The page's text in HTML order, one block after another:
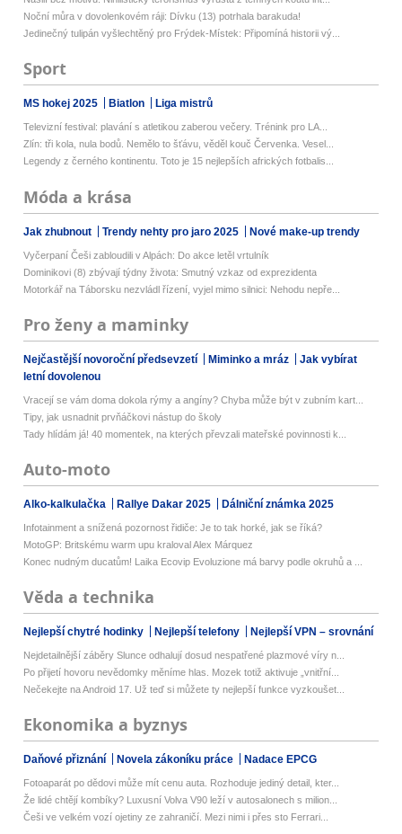
Noční můra v dovolenkovém ráji: Dívku (13) potrhala barakuda!
Jedinečný tulipán vyšlechtěný pro Frýdek-Místek: Připomíná historii vý...
Sport
MS hokej 2025 Biatlon Liga mistrů
Televizní festival: plavání s atletikou zaberou večery. Trénink pro LA...
Zlín: tři kola, nula bodů. Nemělo to šťávu, věděl kouč Červenka. Vesel...
Legendy z černého kontinentu. Toto je 15 nejlepších afrických fotbalis...
Móda a krása
Jak zhubnout Trendy nehty pro jaro 2025 Nové make-up trendy
Vyčerpaní Češi zabloudili v Alpách: Do akce letěl vrtulník
Dominikovi (8) zbývají týdny života: Smutný vzkaz od exprezidenta
Motorkář na Táborsku nezvládl řízení, vyjel mimo silnici: Nehodu nepře...
Pro ženy a maminky
Nejčastější novoroční předsevzetí Miminko a mráz
Jak vybírat
letní dovolenou
Vracejí se vám doma dokola rýmy a angíny? Chyba může být v zubním kart...
Tipy, jak usnadnit prvňáčkovi nástup do školy
Tady hlídám já! 40 momentek, na kterých převzali mateřské povinnosti k...
Auto-moto
Alko-kalkulačka Rallye Dakar 2025 Dálniční známka 2025
Infotainment a snížená pozornost řidiče: Je to tak horké, jak se říká?
MotoGP: Britskému warm upu kraloval Alex Márquez
Konec nudným ducatům! Laika Ecovip Evoluzione má barvy podle okruhů a ...
Věda a technika
Nejlepší chytré hodinky Nejlepší telefony Nejlepší VPN – srovnání
Nejdetailnější záběry Slunce odhalují dosud nespatřené plazmové víry n...
Po přijetí hovoru nevědomky měníme hlas. Mozek totiž aktivuje „vnitřní...
Nečekejte na Android 17. Už teď si můžete ty nejlepší funkce vyzkoušet...
Ekonomika a byznys
Daňové přiznání Novela zákoníku práce Nadace EPCG
Fotoaparát po dědovi může mít cenu auta. Rozhoduje jediný detail, kter...
Že lidé chtějí kombíky? Luxusní Volva V90 leží v autosalonech s milion...
Češi ve velkém vozí ojetiny ze zahraničí. Mezi nimi i přes sto Ferrari...